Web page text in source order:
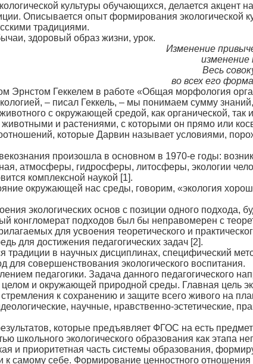
культуры обучающихся, делается акцент
Описывается опыт формирования экологической
традициями.
здоровый образ жизни, урок.
Изменение
Весь
во всех его
Эрнстом Геккелем в работе «Общая морфология
– писал Геккель, – мы понимаем сумму
с окружающей средой, как органической, так
и растениями, с которыми он прямо или
которые Дарвин называет условиями,
произошла в основном в 1970-е годы:
атмосферы, гидросферы, литосферы, экологии
комплексной наукой [1].
окружающей нас среды, говорим, «экология
экологических основ с позиции одного подхода,
конгломерат подходов был бы неправомерен с
для усвоения теоретического и
для достижения педагогических задач [2].
в научных дисциплинах, специфический
совершенствования экологического воспитания.
педагогики. Задача данного педагогического
и окружающей природной среды. Главная цель
к сохранению и защите всего живого на
научные, нравственно-эстетические,
которые предъявляет ФГОС на есть
школьного экологического образования как этапа
и приоритетная часть системы образования,
к самому себе. Формирование ценностного